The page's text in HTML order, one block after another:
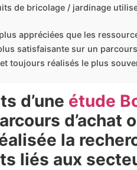
de bricolage / jardinage
appréciées que les
satisfaisante sur un
toujours réalisés le plus
d’une étude
d’achat
la
liés aux